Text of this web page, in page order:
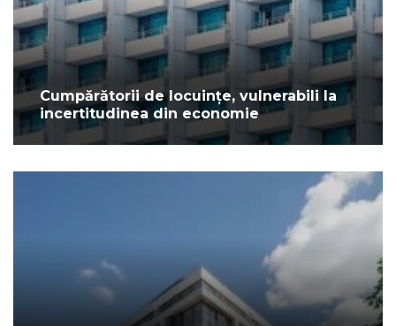
Cumpărătorii de locuințe, vulnerabili la
incertitudinea din economie